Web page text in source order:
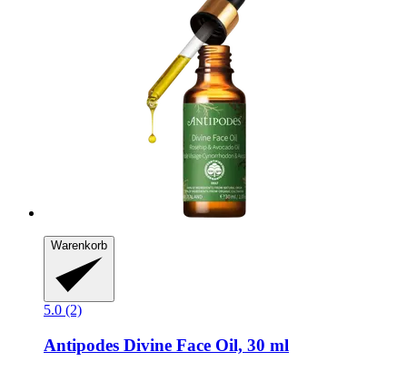
Warenkorb
5.0 (2)
Antipodes Divine Face Oil, 30 ml